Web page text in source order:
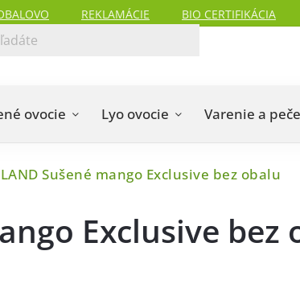
REKLAMÁCIE BIO CERTIFIKÁCIA
ovocie Lyo ovocie Varenie a
Sušené mango Exclusive bez obalu
Exclusive bez